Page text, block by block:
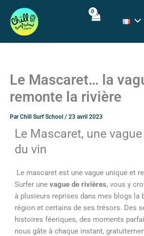
contenu
Le Mascaret… la
remonte la rivière
ParChill Surf School / 23 avril 2023
Le Mascaret, une
du vin
Le mascaret est une vague unique et
Surfer une vague de rivières, vous y
à plusieurs reprises dans mes blogs la
région et certains de ses trésors. Des
histoires féeriques, des moments
nous gâte à chaque instant,